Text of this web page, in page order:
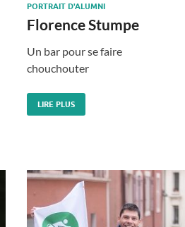
PORTRAIT D'ALUMNI
Florence Stumpe
Un bar pour se faire
chouchouter
LIRE PLUS